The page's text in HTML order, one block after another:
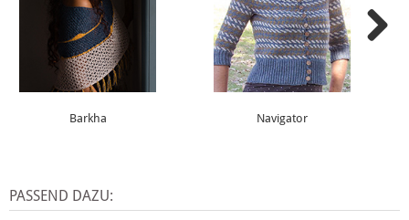
Barkha Navigator
PASSEND DAZU: